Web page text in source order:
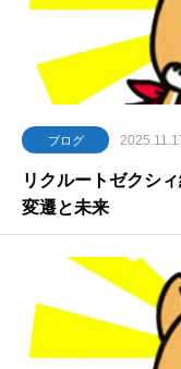
ブログ
リクルートゼクシ
変遷と未来